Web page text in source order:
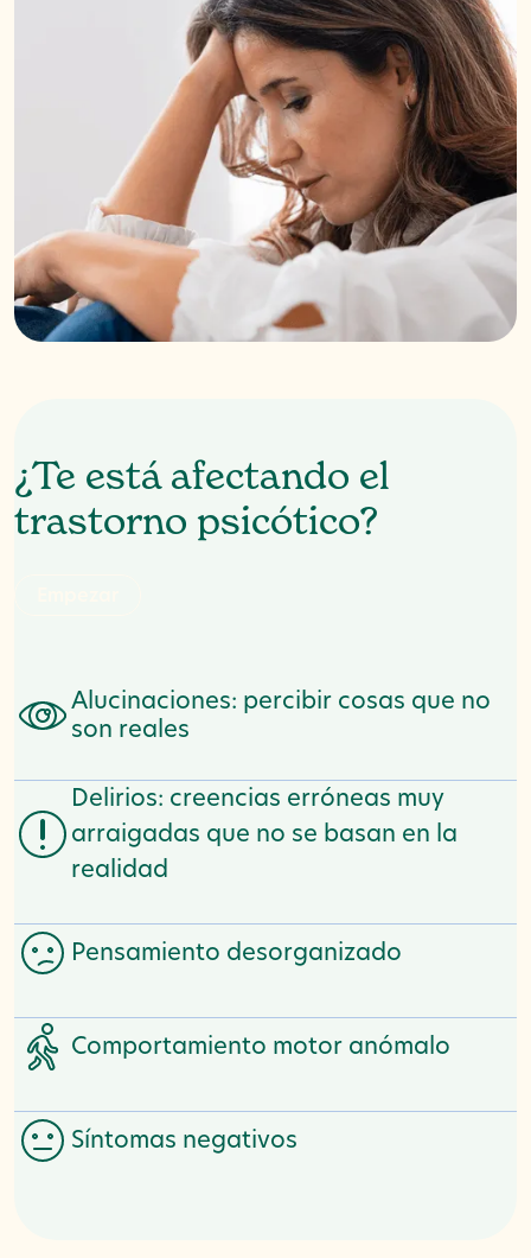
¿Te está afectando el
trastorno psicótico?
Alucinaciones: percibir cosas que no
son reales
Delirios: creencias erróneas muy
arraigadas que no se basan en la
realidad
Pensamiento desorganizado
Comportamiento motor anómalo
Síntomas negativos